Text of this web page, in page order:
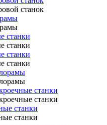
станок
станки
станки
станки
станки
станки
станки
станки
станки